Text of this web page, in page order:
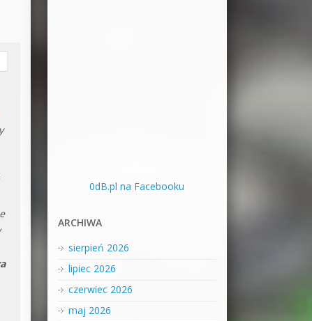
0dB.pl na Facebooku
ARCHIWA
sierpień 2026
lipiec 2026
czerwiec 2026
maj 2026